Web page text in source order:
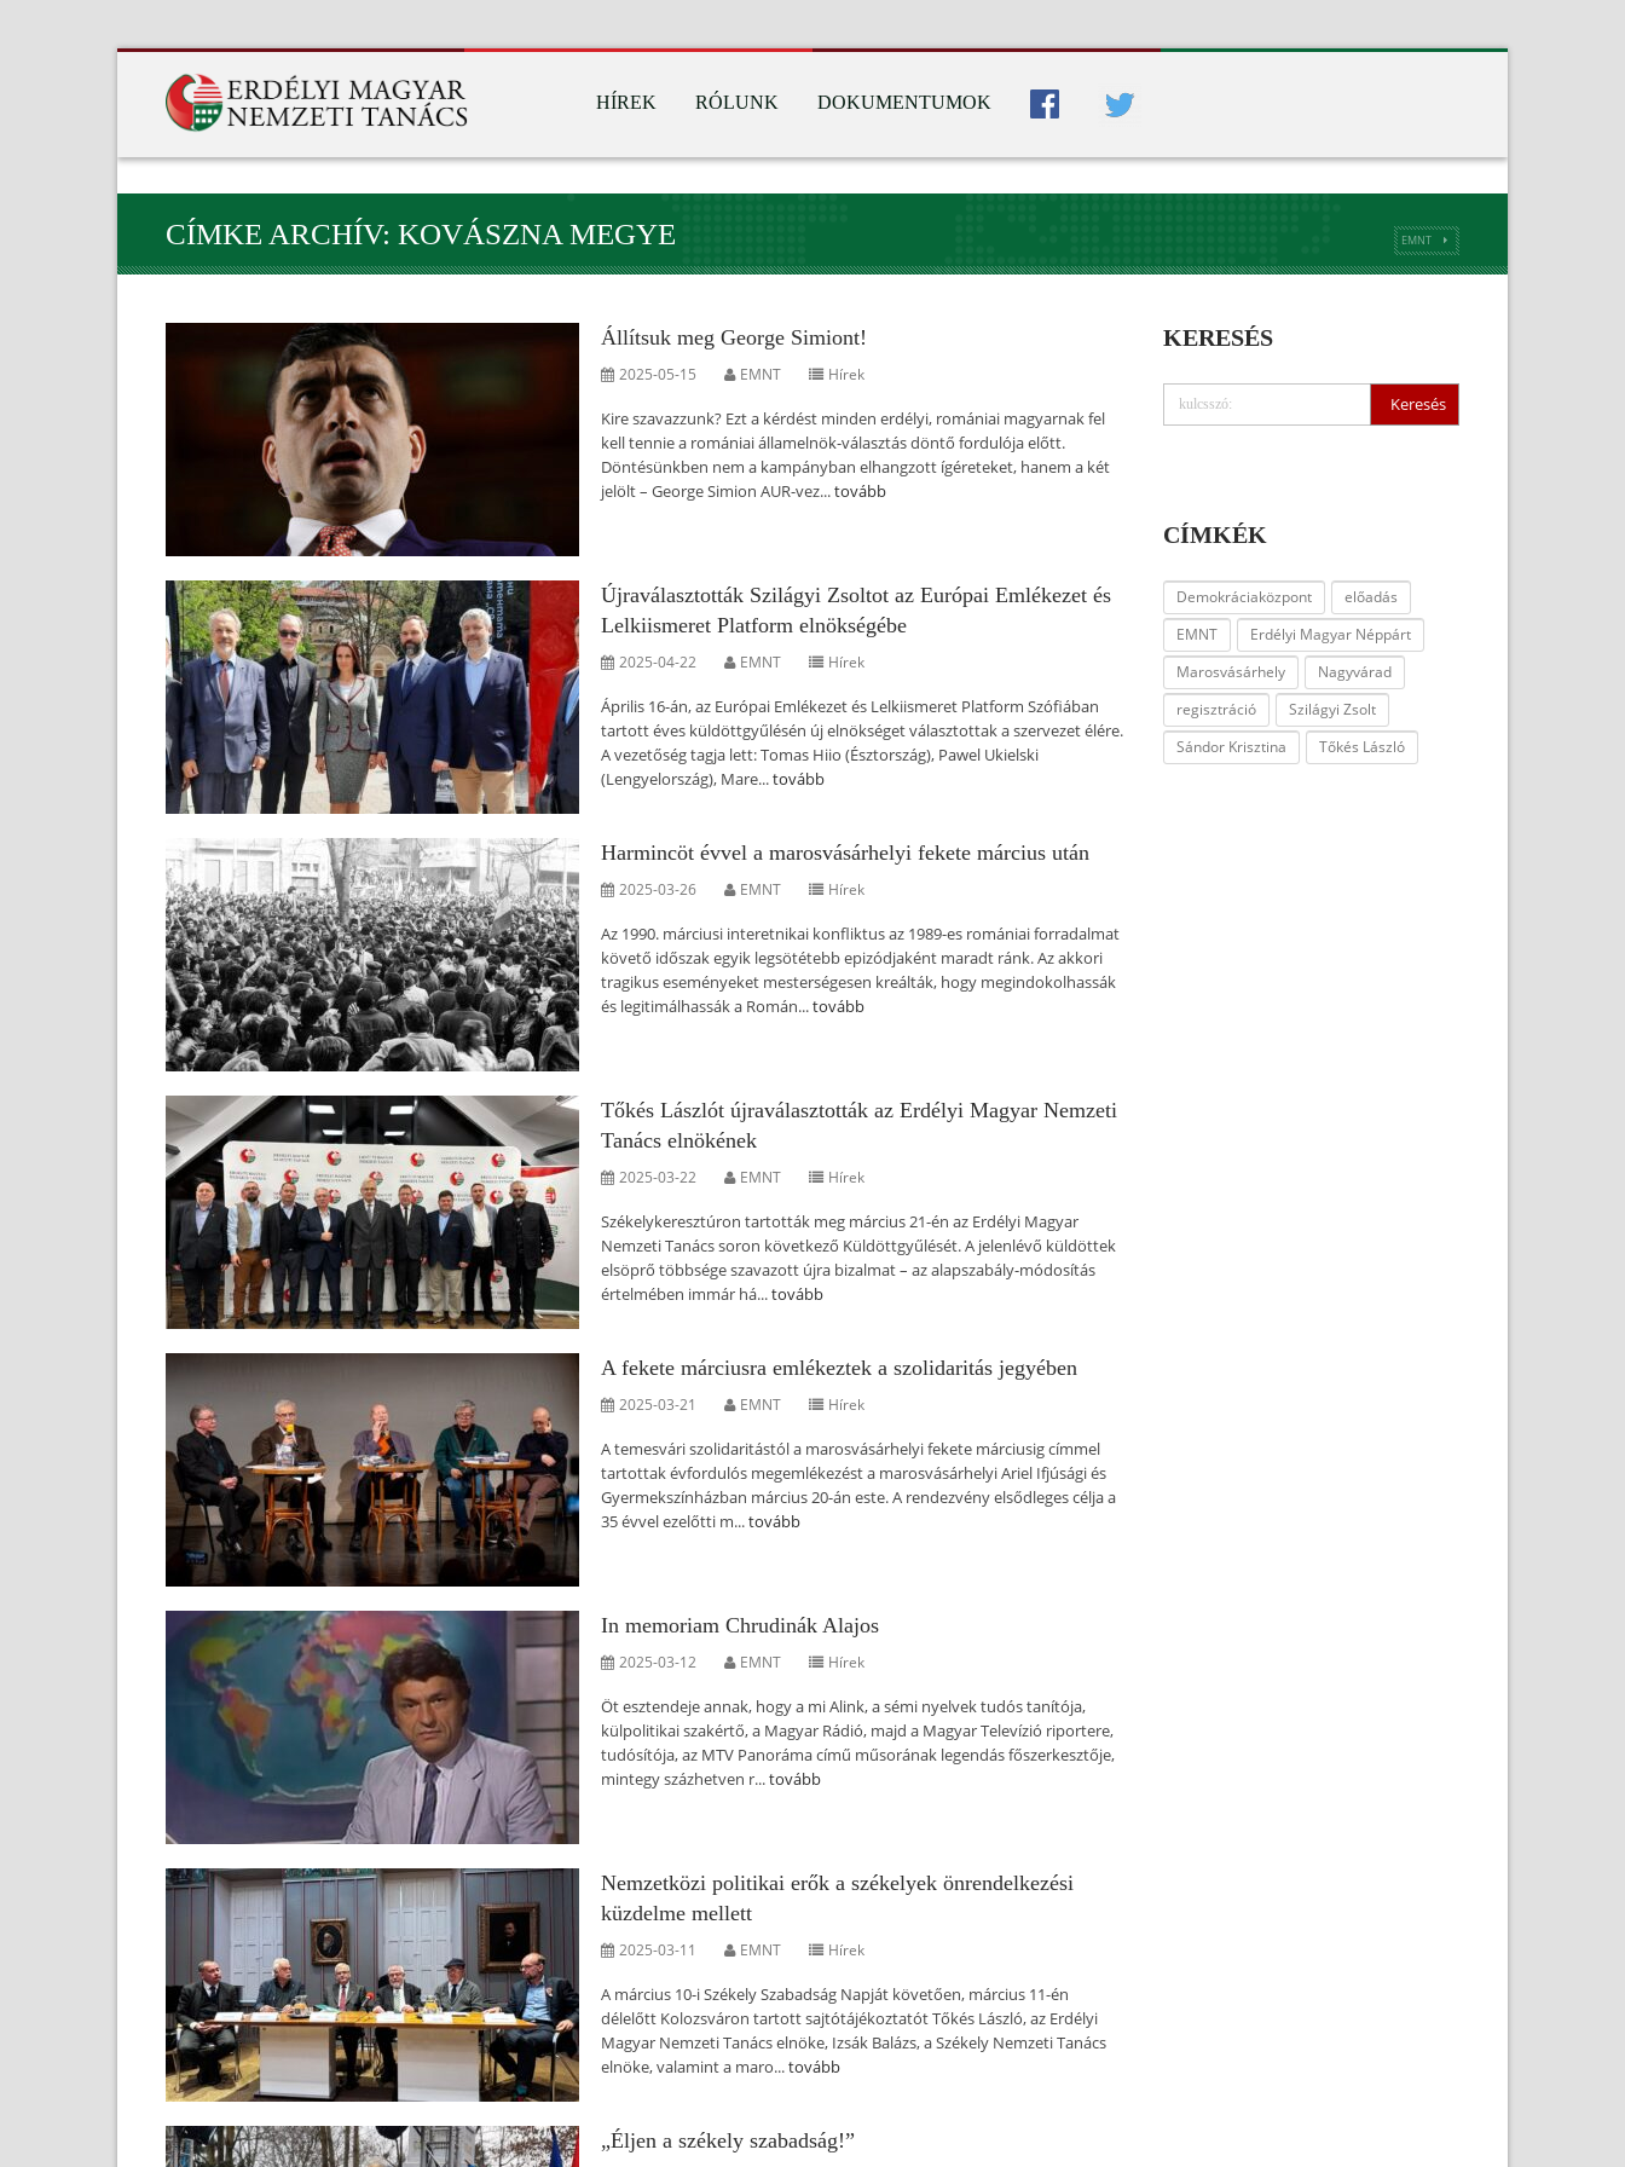
HÍREK RÓLUNK DOKUMENTUMOK
CÍMKE ARCHÍV: KOVÁSZNA MEGYE EMNT
Állítsuk meg George Simiont!
2025-05-15 EMNT Hírek
Kire szavazzunk? Ezt a kérdést minden erdélyi, romániai magyarnak fel
kell tennie a romániai államelnök-választás döntő fordulója előtt.
Döntésünkben nem a kampányban elhangzott ígéreteket, hanem a két
jelölt – George Simion AUR-vez...tovább
Újraválasztották Szilágyi Zsoltot az Európai Emlékezet és
Lelkiismeret Platform elnökségébe
2025-04-22 EMNT Hírek
Április 16-án, az Európai Emlékezet és Lelkiismeret Platform Szófiában
tartott éves küldöttgyűlésén új elnökséget választottak a szervezet élére.
A vezetőség tagja lett: Tomas Hiio (Észtország), Pawel Ukielski
(Lengyelország), Mare...tovább
Harmincöt évvel a marosvásárhelyi fekete március után
2025-03-26 EMNT Hírek
Az 1990. márciusi interetnikai konfliktus az 1989-es romániai forradalmat
követő időszak egyik legsötétebb epizódjaként maradt ránk. Az akkori
tragikus eseményeket mesterségesen kreálták, hogy megindokolhassák
és legitimálhassák a Román...tovább
Tőkés Lászlót újraválasztották az Erdélyi Magyar Nemzeti
Tanács elnökének
2025-03-22 EMNT Hírek
Székelykeresztúron tartották meg március 21-én az Erdélyi Magyar
Nemzeti Tanács soron következő Küldöttgyűlését. A jelenlévő küldöttek
elsöprő többsége szavazott újra bizalmat – az alapszabály-módosítás
értelmében immár há...tovább
A fekete márciusra emlékeztek a szolidaritás jegyében
2025-03-21 EMNT Hírek
A temesvári szolidaritástól a marosvásárhelyi fekete márciusig címmel
tartottak évfordulós megemlékezést a marosvásárhelyi Ariel Ifjúsági és
Gyermekszínházban március 20-án este. A rendezvény elsődleges célja a
35 évvel ezelőtti m...tovább
In memoriam Chrudinák Alajos
2025-03-12 EMNT Hírek
Öt esztendeje annak, hogy a mi Alink, a sémi nyelvek tudós tanítója,
külpolitikai szakértő, a Magyar Rádió, majd a Magyar Televízió riportere,
tudósítója, az MTV Panoráma című műsorának legendás főszerkesztője,
mintegy százhetven r...tovább
Nemzetközi politikai erők a székelyek önrendelkezési
küzdelme mellett
2025-03-11 EMNT Hírek
A március 10-i Székely Szabadság Napját követően, március 11-én
délelőtt Kolozsváron tartott sajtótájékoztatót Tőkés László, az Erdélyi
Magyar Nemzeti Tanács elnöke, Izsák Balázs, a Székely Nemzeti Tanács
elnöke, valamint a maro...tovább
„Éljen a székely szabadság!”
KERESÉS
CÍMKÉK
Demokráciaközpont
előadás
EMNT
Erdélyi Magyar Néppárt
Marosvásárhely
Nagyvárad
regisztráció
Szilágyi Zsolt
Sándor Krisztina
Tőkés László